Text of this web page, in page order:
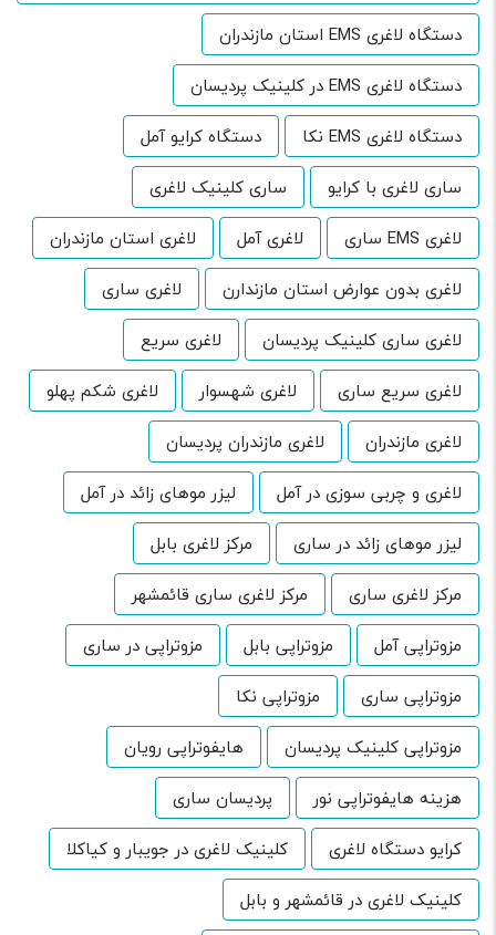
دستگاه لاغری EMS استان مازندران
دستگاه لاغری EMS در کلینیک پردیسان
دستگاه لاغری EMS نکا
دستگاه کرایو آمل
ساری لاغری با کرایو
ساری کلینیک لاغری
لاغری EMS ساری
لاغری آمل
لاغری استان مازندران
لاغری بدون عوارض استان مازندارن
لاغری ساری
لاغری ساری کلینیک پردیسان
لاغری سریع
لاغری سریع ساری
لاغری شهسوار
لاغری شکم پهلو
لاغری مازندران
لاغری مازندران پردیسان
لاغری و چربی سوزی در آمل
لیزر موهای زائد در آمل
لیزر موهای زائد در ساری
مرکز لاغری بابل
مرکز لاغری ساری
مرکز لاغری ساری قائمشهر
مزوتراپی آمل
مزوتراپی بابل
مزوتراپی در ساری
مزوتراپی ساری
مزوتراپی نکا
مزوتراپی کلینیک پردیسان
هایفوتراپی رویان
هزینه هایفوتراپی نور
پردیسان ساری
کرایو دستگاه لاغری
کلینیک لاغری در جویبار و کیاکلا
کلینیک لاغری در قائمشهر و بابل